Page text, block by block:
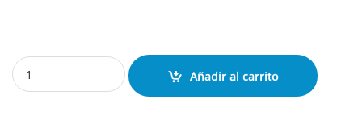
Sello Seco Shiny Deluxe EG cantidad
Añadir al carrito